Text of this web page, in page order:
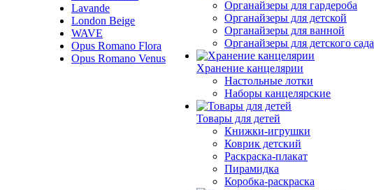
Lavande
London Beige
WAVE
Opus Romano Flora
Opus Romano Venus
Органайзеры для гардероба
Органайзеры для детской
Органайзеры для ванной
Органайзеры для детского сада
Хранение канцелярии
Настольные лотки
Наборы канцелярские
Товары для детей
Книжки-игрушки
Коврик детский
Раскраска-плакат
Пирамидка
Коробка-раскраска